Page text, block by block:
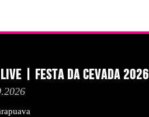
| Festa da Cevada 2026